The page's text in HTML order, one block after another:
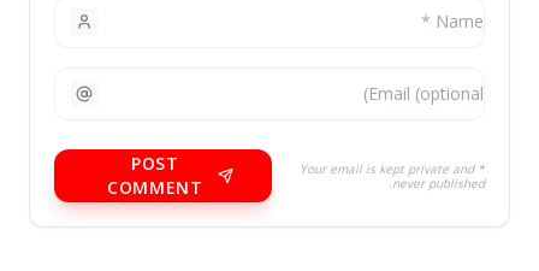
* Your email is kept private and
never published.
POST
COMMENT